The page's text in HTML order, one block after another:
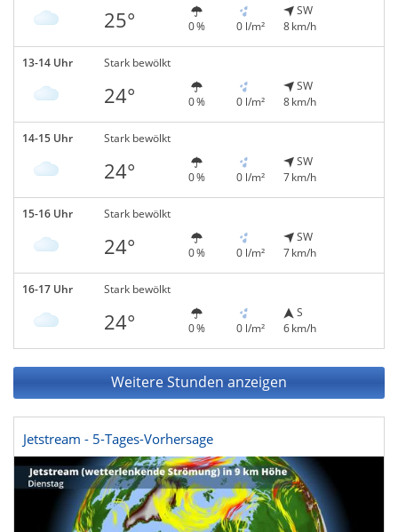
25° 0 % 0 l/m²
SW
8 km/h
13-14 Uhr Stark bewölkt
24° 0 % 0 l/m²
SW
8 km/h
14-15 Uhr Stark bewölkt
24° 0 % 0 l/m²
SW
7 km/h
15-16 Uhr Stark bewölkt
24° 0 % 0 l/m²
SW
7 km/h
16-17 Uhr Stark bewölkt
24° 0 % 0 l/m²
S
6 km/h
Weitere Stunden anzeigen
Jetstream - 5-Tages-Vorhersage